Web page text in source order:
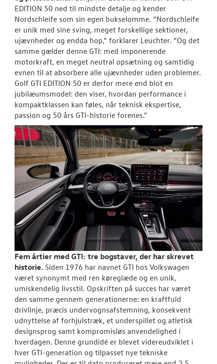
EDITION 50 ned til mindste detalje og kender
Nordschleife som sin egen bukselomme. “Nordschleife
er unik med sine sving, meget forskellige sektioner,
ujævnheder og endda hop,” forklarer Leuchter. “Og det
samme gælder denne GTI: med imponerende
motorkraft, en meget neutral opsætning og samtidig
evnen til at absorbere alle ujævnheder uden problemer.
Golf GTI EDITION 50 er derfor mere end blot en
jubilæumsmodel: den viser, hvordan performance i
kompaktklassen kan føles, når teknisk ekspertise,
passion og 50 års GTI-historie forenes.”
Fem årtier med GTI: tre bogstaver, der har skrevet
historie. Siden 1976 har navnet GTI hos Volkswagen
været synonymt med ren køreglæde og en unik,
umiskendelig livsstil. Opskriften på succes har været
den samme gennem generationerne: en kraftfuld
drivlinje, præcis undervognsafstemning, konsekvent
udnyttelse af forhjulstræk, et underspillet og atletisk
designsprog samt kompromisløs anvendelighed i
hverdagen. Denne grundidé er blevet videreudviklet i
hver GTI-generation og tilpasset nye tekniske